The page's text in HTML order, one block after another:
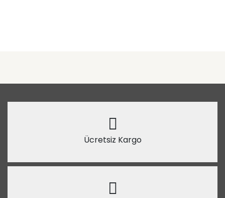
Ücretsiz Kargo